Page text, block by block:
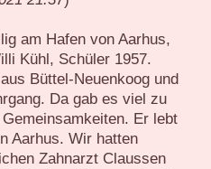
am Hafen von Aarhus,
Kühl, Schüler 1957.
Büttel-Neuenkoog und
Da gab es viel zu
Er lebt
Aarhus. Wir hatten
Zahnarzt Claussen